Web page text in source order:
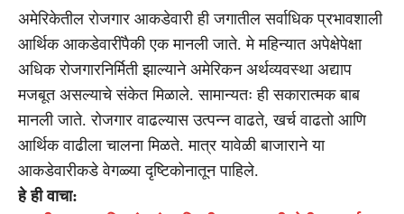
अमेरिकेतील रोजगार आकडेवारी ही जगातील सर्वाधिक प्रभावशाली
आर्थिक आकडेवारींपैकी एक मानली जाते. मे महिन्यात अपेक्षेपेक्षा
अधिक रोजगारनिर्मिती झाल्याने अमेरिकन अर्थव्यवस्था अद्याप
मजबूत असल्याचे संकेत मिळाले. सामान्यतः ही सकारात्मक बाब
मानली जाते. रोजगार वाढल्यास उत्पन्न वाढते, खर्च वाढतो आणि
आर्थिक वाढीला चालना मिळते. मात्र यावेळी बाजाराने या
आकडेवारीकडे वेगळ्या दृष्टिकोनातून पाहिले.
हे ही वाचा: